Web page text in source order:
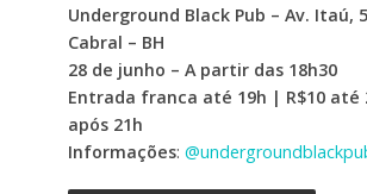
Underground Black Pub – Av. Itaú,
Cabral – BH
28 de junho – A partir das 18h30
Entrada franca até 19h | R$10 até
após 21h
Informações: